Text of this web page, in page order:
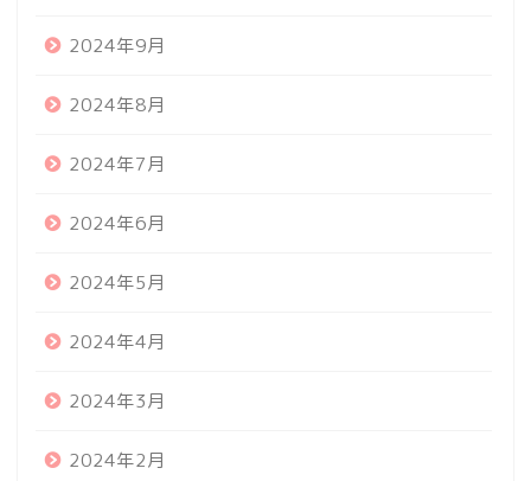
2024年9月
2024年8月
2024年7月
2024年6月
2024年5月
2024年4月
2024年3月
2024年2月